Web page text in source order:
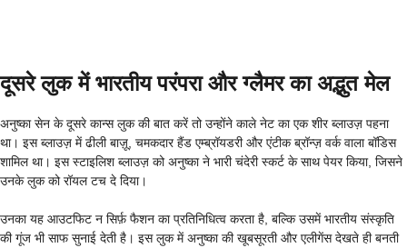
दूसरे लुक में भारतीय परंपरा और ग्लैमर का अद्भुत मेल
अनुष्का सेन के दूसरे कान्स लुक की बात करें तो उन्होंने काले नेट का एक शीर ब्लाउज़ पहना
था। इस ब्लाउज़ में ढीली बाज़ू, चमकदार हैंड एम्ब्रॉयडरी और एंटीक ब्रॉन्ज़ वर्क वाला बॉडिस
शामिल था। इस स्टाइलिश ब्लाउज़ को अनुष्का ने भारी चंदेरी स्कर्ट के साथ पेयर किया, जिसने
उनके लुक को रॉयल टच दे दिया।
उनका यह आउटफिट न सिर्फ़ फैशन का प्रतिनिधित्व करता है, बल्कि उसमें भारतीय संस्कृति
की गूंज भी साफ सुनाई देती है। इस लुक में अनुष्का की खूबसूरती और एलीगेंस देखते ही बनती